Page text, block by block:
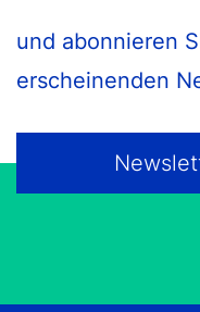
und abonnieren
erscheinenden